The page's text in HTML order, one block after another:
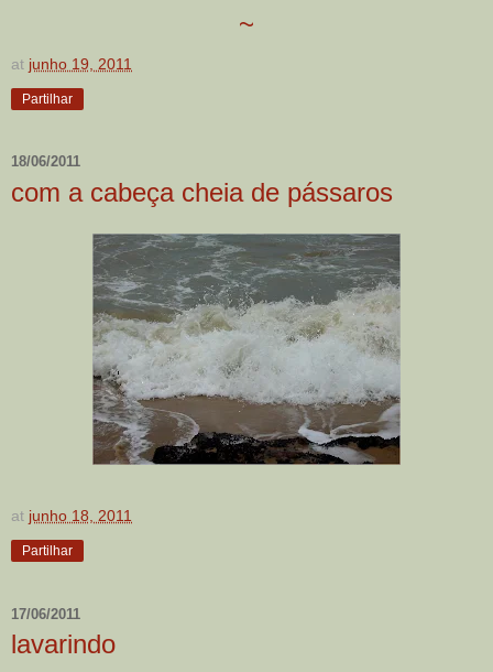
~
at junho 19, 2011
Partilhar
18/06/2011
com a cabeça cheia de pássaros
at junho 18, 2011
Partilhar
17/06/2011
lavarindo